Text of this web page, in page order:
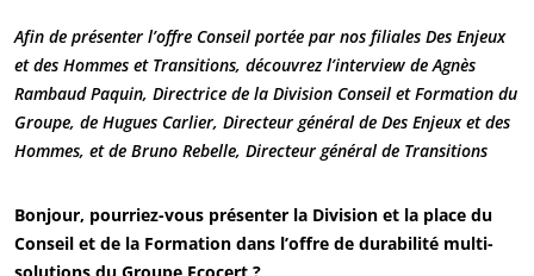
Afin de présenter l’offre Conseil portée par nos filiales Des Enjeux
et des Hommes et Transitions, découvrez l’interview de Agnès
Rambaud Paquin, Directrice de la Division Conseil et Formation du
Groupe, de Hugues Carlier, Directeur général de Des Enjeux et des
Hommes, et de Bruno Rebelle, Directeur général de Transitions
Bonjour, pourriez-vous présenter la Division et la place du
Conseil et de la Formation dans l’offre de durabilité multi-